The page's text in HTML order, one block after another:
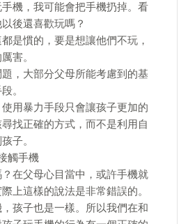
機，我可能會把手機扔掉。看
後還喜歡玩嗎？
是慣的，要是想讓他們不玩，
害。
，大部分父母所能考慮到的基
。
用暴力手段只會讓孩子更加的
找正確的方式，而不是利用自
子。
觸手機
在父母心目當中，或許手機就
上這樣的說法是非常錯誤的。
孩子也是一樣。所以我們在和